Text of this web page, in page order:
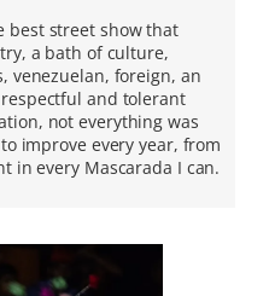
best street show that
a bath of culture,
venezuelan, foreign, an
and tolerant
not everything was
improve every year, from
in every Mascarada I can.